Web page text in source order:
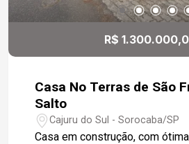
com conforto e qualidade de
melhores condomínios da região.
R$
Casa No Terras de São
Salto
Cajuru do Sul - Sorocaba/SP
Casa em construção, com